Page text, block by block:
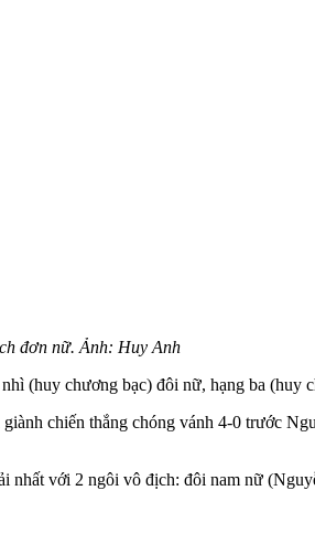
đơn nữ. Ảnh: Huy Anh
(huy chương bạc) đôi nữ, hạng ba (huy
chiến thắng chóng vánh 4-0 trước
với 2 ngôi vô địch: đôi nam nữ